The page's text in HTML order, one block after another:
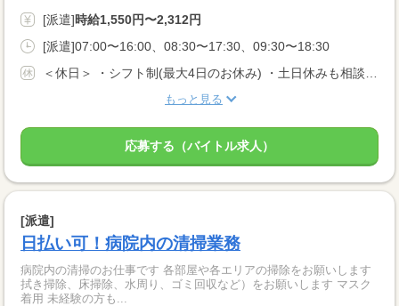
[派遣]時給1,550円〜2,312円
[派遣]07:00〜16:00、08:30〜17:30、09:30〜18:30
もっと見る
応募する（バイトル求人）
[派遣]
日払い可！病院内の清掃業務
病院内の清掃のお仕事です 各部屋や各エリアの掃除をお願いします
拭き掃除、床掃除、水周り、ゴミ回収など）をお願いします マスク
着用 未経験の方も...